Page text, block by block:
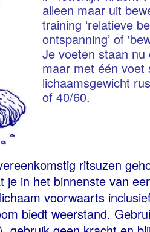
alleen maar uit
training ‘relatieve
ontspanning’ of
Je voeten staan nu
maar met één
lichaamsgewicht
of 40/60.
ritsuzen
je in het binnenste van
voorwaarts
biedt weerstand.